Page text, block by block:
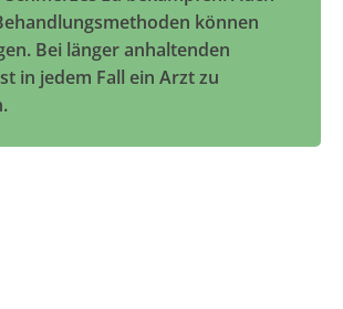
können
Bei länger anhaltenden
in jedem Fall ein Arzt zu